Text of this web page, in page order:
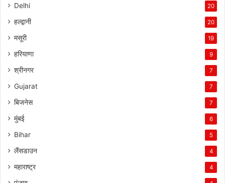
Delhi 20
हल्द्वानी 20
मसूरी 19
हरियाणा 9
श्रीनगर 7
Gujarat 7
बिजनेस 7
मुंबई 6
Bihar 5
लैंसडाउन 4
महाराष्ट्र 4